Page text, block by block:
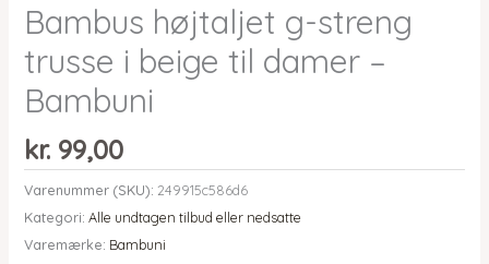
Bambus højtaljet g-streng
trusse i beige til damer –
Bambuni
kr.99,00
Varenummer (SKU): 249915c586d6
Kategori: Alle undtagen tilbud eller nedsatte
Varemærke: Bambuni